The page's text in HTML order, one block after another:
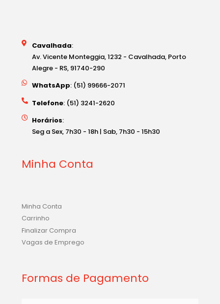
Cavalhada:
Av. Vicente Monteggia, 1232 - Cavalhada, Porto
Alegre - RS, 91740-290
WhatsApp: (51) 99666-2071
Telefone: (51) 3241-2620
Horários:
Seg a Sex, 7h30 - 18h | Sab, 7h30 - 15h30
Minha Conta
Minha Conta
Carrinho
Finalizar Compra
Vagas de Emprego
Formas de Pagamento